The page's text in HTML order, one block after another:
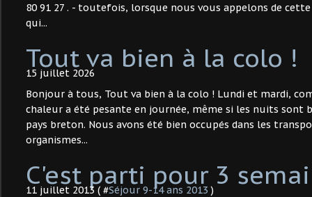
80 91 27 . - toutefois, lorsque nous vous appelons de
qui...
Tout va bien à la colo !
15 juillet 2026
Bonjour à tous, Tout va bien à la colo ! Lundi et mardi,
chaleur a été pesante en journée, même si les nuits sont
pays breton. Nous avons été bien occupés dans les
organismes...
C'est parti pour 3
11 juillet 2013 ( #Séjour 9-14 ans 2013 )